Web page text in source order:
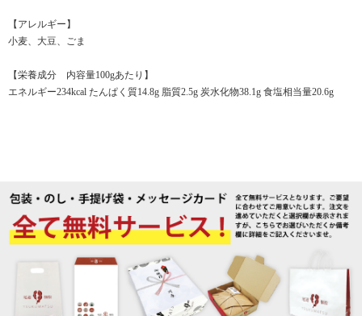
【アレルギー】
小麦、大豆、ごま
【栄養成分 内容量100gあたり】
エネルギー234kcal たんぱく質14.8g 脂質2.5g 炭水化物38.1g 食塩相当量20.6g